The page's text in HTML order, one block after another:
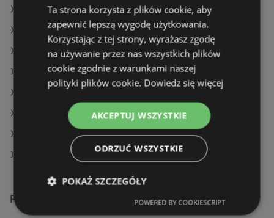
Oferty Kaufland
Oferty Selgros
Aktualne gazetki Kaufland
Aktualne gazetki Selgros
Aktualne gazetki POLOmarket
Aktualne gazetki SPAR
Aktualne gazetki Carrefour
Sklepy Biedronka w Międzyzdroje
Podobne sklepy detaliczne
Ta strona korzysta z plików cookie, aby
zapewnić lepszą wygodę użytkowania.
Korzystając z tej strony, wyrażasz zgodę
na używanie przez nas wszystkich plików
cookie zgodnie z warunkami naszej
polityki plików cookie. Dowiedz się więcej
AKCEPTUJ WSZYSTKIE
ODRZUĆ WSZYSTKIE
POKAŻ SZCZEGÓŁY
POWERED BY COOKIESCRIPT